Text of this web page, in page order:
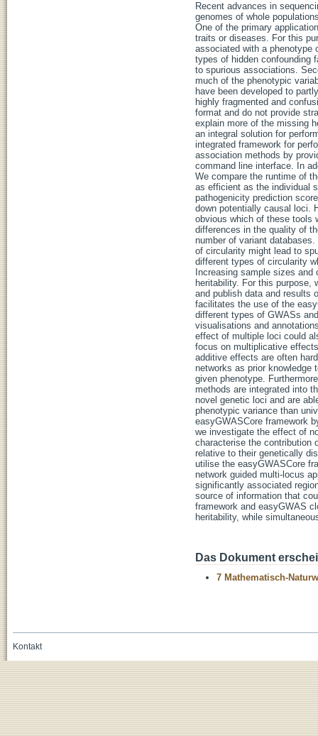
Recent advances in
genomes of whole
One of the primary
traits or diseases. For this
associated with a phenotype
types of hidden confounding
to spurious associations.
much of the phenotypic
have been developed to
highly fragmented and
format and do not provide
explain more of the missing
an integral solution for
integrated framework for
association methods by
command line interface. In
We compare the runtime of
as efficient as the individual
pathogenicity prediction
down potentially causal loci.
obvious which of these tools
differences in the quality of
number of variant
of circularity might lead to
different types of circularity
Increasing sample sizes
heritability. For this purpose,
and publish data and results
facilitates the use of the
different types of GWASs
visualisations and
effect of multiple loci could
focus on multiplicative
additive effects are often
networks as prior knowledge
given phenotype.
methods are integrated into
novel genetic loci and are
phenotypic variance than
easyGWASCore framework
we investigate the effect of
characterise the contribution
relative to their genetically
utilise the easyGWASCore
network guided multi-locus
significantly associated
source of information that
framework and easyGWAS
heritability, while
Das Dokument
7 Mathematisch-
Kontakt